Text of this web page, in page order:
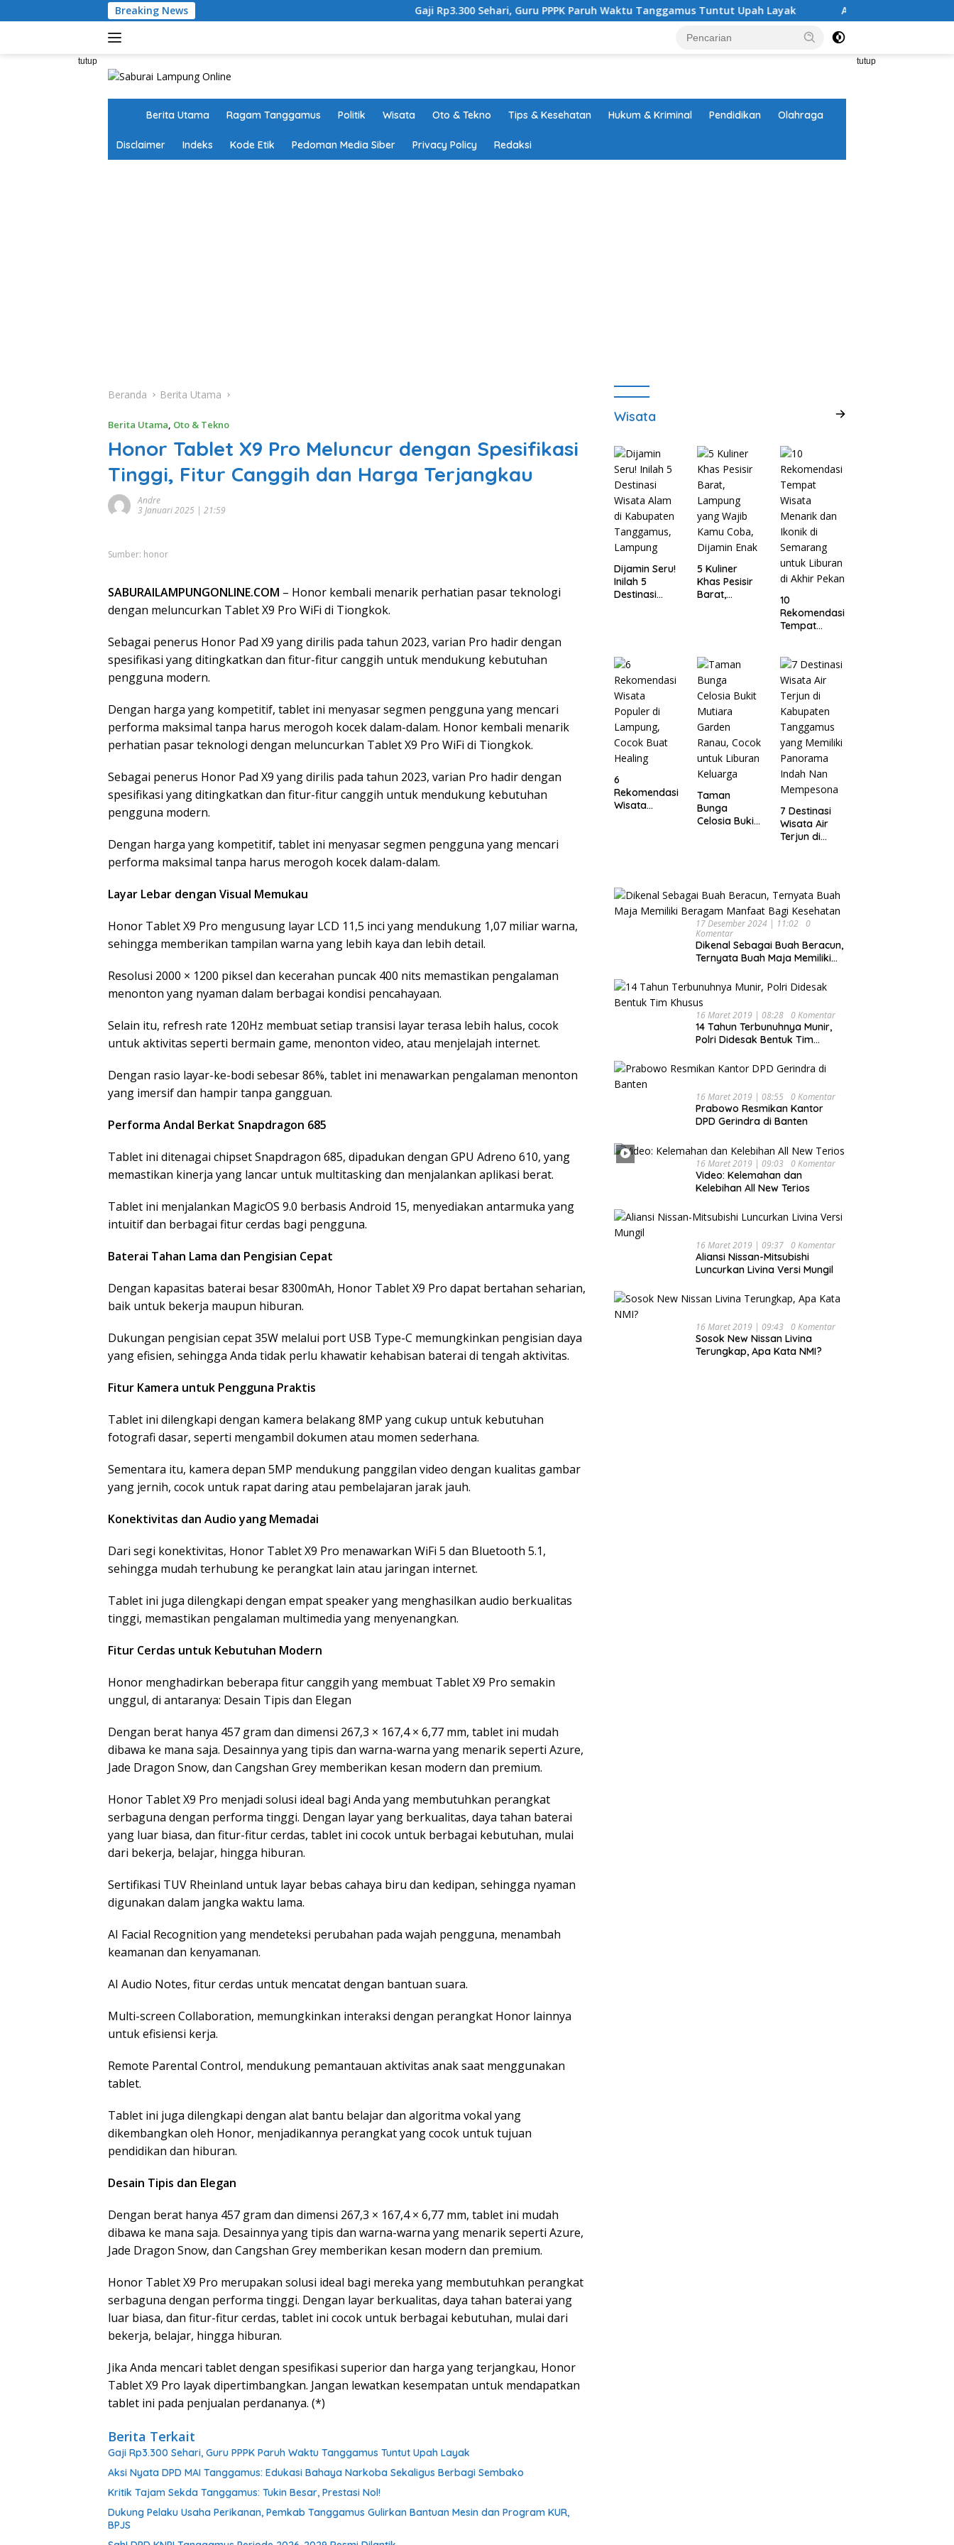
ke
Breaking News Gaji Rp3.300 Sehari, Guru PPPK Paruh Waktu Tanggamus Tuntut Upah Layak Aksi Nyata DPD MAI Tanggamus:
tutup tutup
m
e
Berita Utama Ragam Tanggamus Politik Wisata Oto & Tekno Tips & Kesehatan Hukum & Kriminal Pendidikan Olahraga
Disclaimer Indeks Kode Etik Pedoman Media Siber Privacy Policy Redaksi
Beranda Berita Utama
Berita Utama Oto & Tekno
Honor Tablet X9 Pro Meluncur dengan Spesifikasi
Tinggi, Fitur Canggih dan Harga Terjangkau
Andre
3 Januari 2025 | 21:59
Sumber: honor
SABURAILAMPUNGONLINE.COM – Honor kembali menarik perhatian pasar teknologi
dengan meluncurkan Tablet X9 Pro WiFi di Tiongkok.
Sebagai penerus Honor Pad X9 yang dirilis pada tahun 2023, varian Pro hadir dengan
spesifikasi yang ditingkatkan dan fitur-fitur canggih untuk mendukung kebutuhan
pengguna modern.
Dengan harga yang kompetitif, tablet ini menyasar segmen pengguna yang mencari
performa maksimal tanpa harus merogoh kocek dalam-dalam. Honor kembali menarik
perhatian pasar teknologi dengan meluncurkan Tablet X9 Pro WiFi di Tiongkok.
Sebagai penerus Honor Pad X9 yang dirilis pada tahun 2023, varian Pro hadir dengan
spesifikasi yang ditingkatkan dan fitur-fitur canggih untuk mendukung kebutuhan
pengguna modern.
Dengan harga yang kompetitif, tablet ini menyasar segmen pengguna yang mencari
performa maksimal tanpa harus merogoh kocek dalam-dalam.
Layar Lebar dengan Visual Memukau
Honor Tablet X9 Pro mengusung layar LCD 11,5 inci yang mendukung 1,07 miliar warna,
sehingga memberikan tampilan warna yang lebih kaya dan lebih detail.
Resolusi 2000 × 1200 piksel dan kecerahan puncak 400 nits memastikan pengalaman
menonton yang nyaman dalam berbagai kondisi pencahayaan.
Selain itu, refresh rate 120Hz membuat setiap transisi layar terasa lebih halus, cocok
untuk aktivitas seperti bermain game, menonton video, atau menjelajah internet.
Dengan rasio layar-ke-bodi sebesar 86%, tablet ini menawarkan pengalaman menonton
yang imersif dan hampir tanpa gangguan.
Performa Andal Berkat Snapdragon 685
Tablet ini ditenagai chipset Snapdragon 685, dipadukan dengan GPU Adreno 610, yang
memastikan kinerja yang lancar untuk multitasking dan menjalankan aplikasi berat.
Tablet ini menjalankan MagicOS 9.0 berbasis Android 15, menyediakan antarmuka yang
intuitif dan berbagai fitur cerdas bagi pengguna.
Baterai Tahan Lama dan Pengisian Cepat
Dengan kapasitas baterai besar 8300mAh, Honor Tablet X9 Pro dapat bertahan seharian,
baik untuk bekerja maupun hiburan.
Dukungan pengisian cepat 35W melalui port USB Type-C memungkinkan pengisian daya
yang efisien, sehingga Anda tidak perlu khawatir kehabisan baterai di tengah aktivitas.
Fitur Kamera untuk Pengguna Praktis
Tablet ini dilengkapi dengan kamera belakang 8MP yang cukup untuk kebutuhan
fotografi dasar, seperti mengambil dokumen atau momen sederhana.
Sementara itu, kamera depan 5MP mendukung panggilan video dengan kualitas gambar
yang jernih, cocok untuk rapat daring atau pembelajaran jarak jauh.
Konektivitas dan Audio yang Memadai
Dari segi konektivitas, Honor Tablet X9 Pro menawarkan WiFi 5 dan Bluetooth 5.1,
sehingga mudah terhubung ke perangkat lain atau jaringan internet.
Tablet ini juga dilengkapi dengan empat speaker yang menghasilkan audio berkualitas
tinggi, memastikan pengalaman multimedia yang menyenangkan.
Fitur Cerdas untuk Kebutuhan Modern
Honor menghadirkan beberapa fitur canggih yang membuat Tablet X9 Pro semakin
unggul, di antaranya: Desain Tipis dan Elegan
Dengan berat hanya 457 gram dan dimensi 267,3 × 167,4 × 6,77 mm, tablet ini mudah
dibawa ke mana saja. Desainnya yang tipis dan warna-warna yang menarik seperti Azure,
Jade Dragon Snow, dan Cangshan Grey memberikan kesan modern dan premium.
Honor Tablet X9 Pro menjadi solusi ideal bagi Anda yang membutuhkan perangkat
serbaguna dengan performa tinggi. Dengan layar yang berkualitas, daya tahan baterai
yang luar biasa, dan fitur-fitur cerdas, tablet ini cocok untuk berbagai kebutuhan, mulai
dari bekerja, belajar, hingga hiburan.
Sertifikasi TUV Rheinland untuk layar bebas cahaya biru dan kedipan, sehingga nyaman
digunakan dalam jangka waktu lama.
AI Facial Recognition yang mendeteksi perubahan pada wajah pengguna, menambah
keamanan dan kenyamanan.
AI Audio Notes, fitur cerdas untuk mencatat dengan bantuan suara.
Multi-screen Collaboration, memungkinkan interaksi dengan perangkat Honor lainnya
untuk efisiensi kerja.
Remote Parental Control, mendukung pemantauan aktivitas anak saat menggunakan
tablet.
Tablet ini juga dilengkapi dengan alat bantu belajar dan algoritma vokal yang
dikembangkan oleh Honor, menjadikannya perangkat yang cocok untuk tujuan
pendidikan dan hiburan.
Desain Tipis dan Elegan
Dengan berat hanya 457 gram dan dimensi 267,3 × 167,4 × 6,77 mm, tablet ini mudah
dibawa ke mana saja. Desainnya yang tipis dan warna-warna yang menarik seperti Azure,
Jade Dragon Snow, dan Cangshan Grey memberikan kesan modern dan premium.
Honor Tablet X9 Pro merupakan solusi ideal bagi mereka yang membutuhkan perangkat
serbaguna dengan performa tinggi. Dengan layar berkualitas, daya tahan baterai yang
luar biasa, dan fitur-fitur cerdas, tablet ini cocok untuk berbagai kebutuhan, mulai dari
bekerja, belajar, hingga hiburan.
Jika Anda mencari tablet dengan spesifikasi superior dan harga yang terjangkau, Honor
Tablet X9 Pro layak dipertimbangkan. Jangan lewatkan kesempatan untuk mendapatkan
tablet ini pada penjualan perdananya. (*)
Berita Terkait
Gaji Rp3.300 Sehari, Guru PPPK Paruh Waktu Tanggamus Tuntut Upah Layak
Aksi Nyata DPD MAI Tanggamus: Edukasi Bahaya Narkoba Sekaligus Berbagi Sembako
Kritik Tajam Sekda Tanggamus: Tukin Besar, Prestasi Nol!
Dukung Pelaku Usaha Perikanan, Pemkab Tanggamus Gulirkan Bantuan Mesin dan Program KUR,
BPJS
Wisata
Dijamin Seru!
Inilah 5
Destinasi
5 Kuliner
Khas Pesisir
Barat,
10
Rekomendasi
Tempat
Ikonik di
Semarang
untuk Liburan
di Akhir
Pekan
6
Rekomendasi
Wisata
Taman
Bunga
Celosia Bukit
7 Destinasi
Wisata Air
Terjun di
Indah Nan
Mempesona
17 Desember 2024 | 11:02
0
Komentar
Dikenal Sebagai Buah Beracun,
Ternyata Buah Maja Memiliki
Kesehatan
16 Maret 2019 | 08:28 0 Komentar
14 Tahun Terbunuhnya Munir,
Polri Didesak Bentuk Tim
16 Maret 2019 | 08:55 0 Komentar
Prabowo Resmikan Kantor
DPD Gerindra di Banten
16 Maret 2019 | 09:03 0 Komentar
Video: Kelemahan dan
Kelebihan All New Terios
16 Maret 2019 | 09:37 0 Komentar
Aliansi Nissan-Mitsubishi
Luncurkan Livina Versi Mungil
16 Maret 2019 | 09:43 0 Komentar
Sosok New Nissan Livina
Terungkap, Apa Kata NMI?